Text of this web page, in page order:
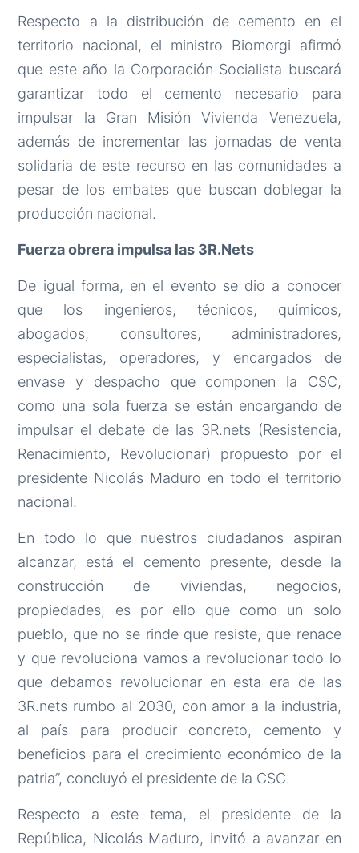
Respecto a la distribución de cemento en el
territorio nacional, el ministro Biomorgi afirmó
que este año la Corporación Socialista buscará
garantizar todo el cemento necesario para
impulsar la Gran Misión Vivienda Venezuela,
además de incrementar las jornadas de venta
solidaria de este recurso en las comunidades a
pesar de los embates que buscan doblegar la
producción nacional.
Fuerza obrera impulsa las 3R.Nets
De igual forma, en el evento se dio a conocer
que los ingenieros, técnicos, químicos,
abogados, consultores, administradores,
especialistas, operadores, y encargados de
envase y despacho que componen la CSC,
como una sola fuerza se están encargando de
impulsar el debate de las 3R.nets (Resistencia,
Renacimiento, Revolucionar) propuesto por el
presidente Nicolás Maduro en todo el territorio
nacional.
En todo lo que nuestros ciudadanos aspiran
alcanzar, está el cemento presente, desde la
construcción de viviendas, negocios,
propiedades, es por ello que como un solo
pueblo, que no se rinde que resiste, que renace
y que revoluciona vamos a revolucionar todo lo
que debamos revolucionar en esta era de las
3R.nets rumbo al 2030, con amor a la industria,
al país para producir concreto, cemento y
beneficios para el crecimiento económico de la
patria”, concluyó el presidente de la CSC.
Respecto a este tema, el presidente de la
República, Nicolás Maduro, invitó a avanzar en